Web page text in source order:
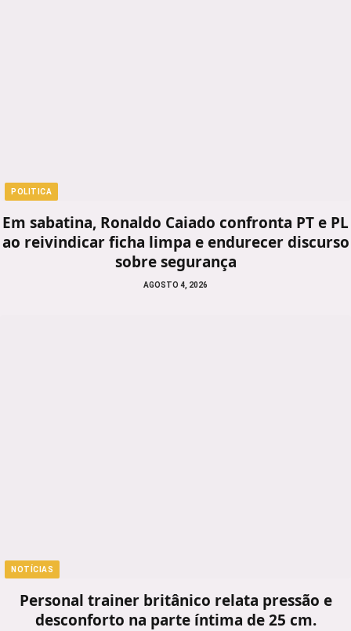
POLITICA
Em sabatina, Ronaldo Caiado confronta PT e PL
ao reivindicar ficha limpa e endurecer discurso
sobre segurança
AGOSTO 4, 2026
NOTÍCIAS
Personal trainer britânico relata pressão e
desconforto na parte íntima de 25 cm.